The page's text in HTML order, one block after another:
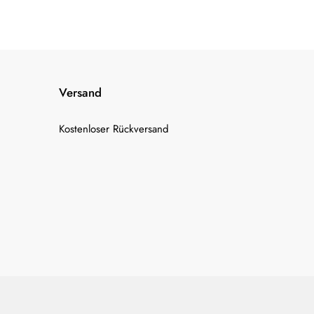
Versand
Kostenloser Rückversand